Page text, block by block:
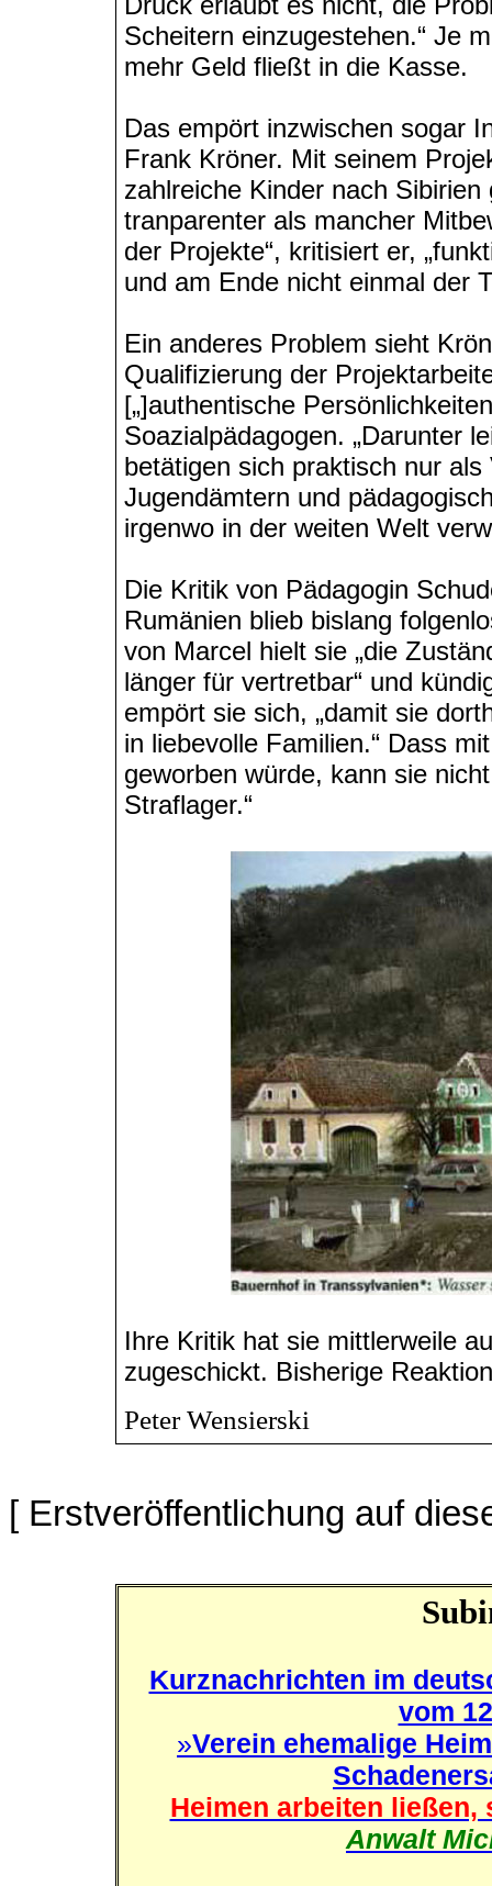
Scheitern einzugestehen.“ Je
mehr Geld fließt in die Kasse.
Das empört inzwischen sogar
Frank Kröner. Mit seinem
zahlreiche Kinder nach
tranparenter als mancher
der Projekte“, kritisiert er,
und am Ende nicht einmal der
Ein anderes Problem sieht
Qualifizierung der
[„]authentische
Soazialpädagogen. „Darunter
betätigen sich praktisch nur
Jugendämtern und
irgenwo in der weiten Welt
Die Kritik von Pädagogin
Rumänien blieb bislang
von Marcel hielt sie „die
länger für vertretbar“ und
empört sie sich, „damit sie
in liebevolle Familien.“ Dass
geworben würde, kann sie
Straflager.“
Ihre Kritik hat sie mittlerweile
zugeschickt. Bisherige
Peter Wensierski
[ Erstveröffentlichung auf
Kurznachrichten im
vom
»Verein ehemalige
Heimen arbeiten ließen,
Anwalt